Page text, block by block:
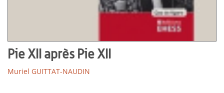
Pie XII après Pie XII
Muriel GUITTAT-NAUDIN